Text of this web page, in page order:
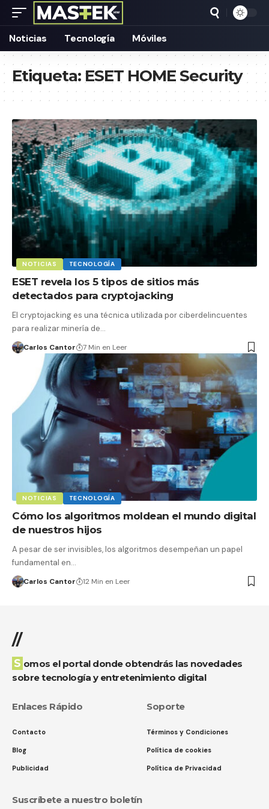
Noticias Tecnología Móviles
Etiqueta:ESET HOME Security
NOTICIAS TECNOLOGÍA
ESET revela los 5 tipos de sitios más
detectados para cryptojacking
El cryptojacking es una técnica utilizada por ciberdelincuentes
para realizar minería de…
Carlos Cantor 7 Min en Leer
NOTICIAS TECNOLOGÍA
Cómo los algoritmos moldean el mundo digital
de nuestros hijos
A pesar de ser invisibles, los algoritmos desempeñan un papel
fundamental en…
Carlos Cantor 12 Min en Leer
//
Somos el portal donde obtendrás las novedades
sobre tecnología y entretenimiento digital
Enlaces Rápido
Contacto
Blog
Publicidad
Soporte
Términos y Condiciones
Política de cookies
Política de Privacidad
Suscríbete a nuestro boletín